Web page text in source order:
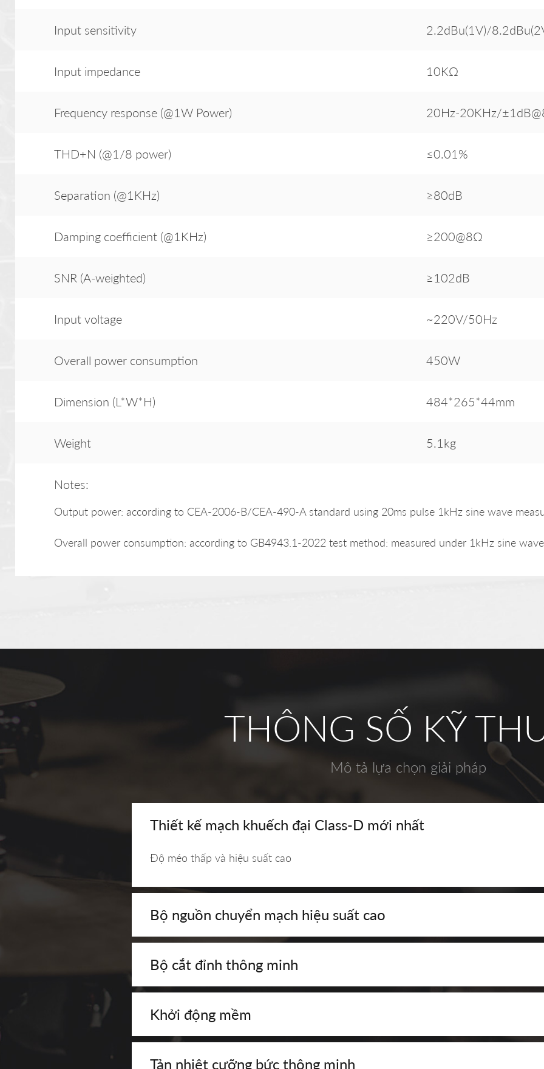
Input sensitivity 2.2dBu(1V)/
Input impedance 10KΩ
Frequency response (@1W Power) 20Hz-20KHz/
THD+N (@1/8 power) ≤0.01%
Separation (@1KHz) ≥80dB
Damping coefficient (@1KHz) ≥200@8Ω
SNR (A-weighted) ≥102dB
Input voltage ~220V/50Hz
Overall power consumption 450W
Dimension (L*W*H) 484*265*44mm
Weight 5.1kg
Notes:
Output power: according to CEA-2006-B/CEA-490-A standard using 20ms pulse 1kHz sine wave
Overall power consumption: according to GB4943.1-2022 test method: measured under 1kHz sine
THÔNG SỐ KỸ
Mô tả lựa chọn giải pháp
Thiết kế mạch khuếch đại Class-D mới nhất
Độ méo thấp và hiệu suất cao
Bộ nguồn chuyển mạch hiệu suất cao
Bộ cắt đỉnh thông minh
Khởi động mềm
Tản nhiệt cưỡng bức thông minh